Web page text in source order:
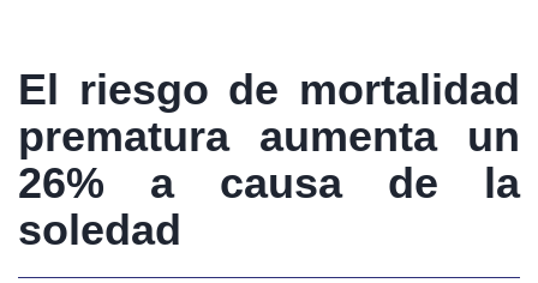
El riesgo de mortalidad
prematura aumenta un
26% a causa de la
soledad